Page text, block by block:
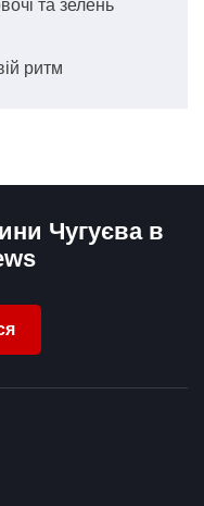
та зелень
ритм
Чугуєва в